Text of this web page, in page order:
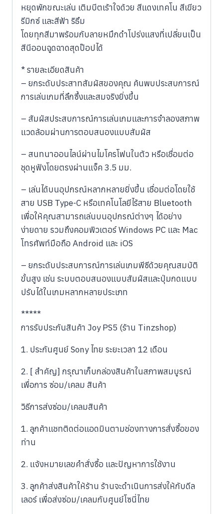
หยุดพักขณะเล่น เติมบีตเร้าใจด้วย สีแดงเทคโน สีเขียว
รีมิกซ์ และสีฟ้า ริธึม
โดยทุกสีมาพร้อมกับลายหมึกดำโปร่งแสงที่เปลี่ยนเป็น
สีนีออนฉูดฉาดสุดป๊อปได้
* รายละเอียดสินค้า
– ยกระดับประสาทสัมผัสของคุณ ค้นพบประสบการณ์
การเล่นเกมที่ลึกซึ้งและสมจริงยิ่งขึ้น
– สัมผัสประสบการณ์การเล่นเกมและการจำลองสภาพ
แวดล้อมผ่านการตอบสนองแบบสัมผัส
– สนทนาออนไลน์ผ่านไมโครโฟนในตัว หรือเชื่อมต่อ
ชุดหูฟังโดยตรงผ่านแจ็ค 3.5 มม.
– เล่นได้บนอุปกรณ์หลากหลายยิ่งขึ้น เชื่อมต่อโดยใช้
สาย USB Type-C หรือเทคโนโลยีไร้สาย Bluetooth
เพื่อให้คุณสามารถเล่นบนอุปกรณ์ต่างๆ ได้อย่าง
ง่ายดาย รวมถึงคอมพิวเตอร์ Windows PC และ Mac
โทรศัพท์มือถือ Android และ iOS
– ยกระดับประสบการณ์การเล่นเกมพีซีด้วยคุณสมบัติ
ขั้นสูง เช่น ระบบตอบสนองแบบสัมผัสและปุ่มกดแบบ
ปรับได้ในเกมหลากหลายประเภท
*****
การรับประกันสินค้า Joy PS5 (ร้าน Tinzshop)
1. ประกันศูนย์ Sony ไทย ระยะเวลา 12 เดือน
2. [ สำคัญ] กรุณาเก็บกล่องสินค้าในสภาพสมบูรณ์
เพื่อการ ซ่อม/เคลม สินค้า
วิธีการส่งซ่อม/เคลมสินค้า
1. ลูกค้าแชทติดต่อแอดมินตามช่องทางการสั่งซื้อของ
ท่าน
2. แจ้งหมายเลขคำสั่งซื้อ และปัญหาการใช้งาน
3. ลูกค้าส่งสินค้าให้ร้าน ร้านจะดำเนินการส่งให้กับดีล
เลอร์ เพื่อส่งซ่อม/เคลมกับศูนย์โซนี่ไทย